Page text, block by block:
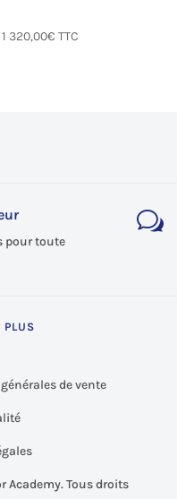
1 320,00€ TTC
pour toute
w
PLUS
de vente
Academy. Tous droits